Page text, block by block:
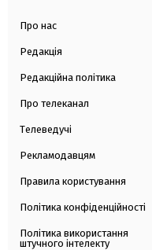
Про нас
Редакція
Редакційна політика
Про телеканал
Телеведучі
Рекламодавцям
Правила користування
Політика конфіденційності
Політика використання
штучного інтелекту